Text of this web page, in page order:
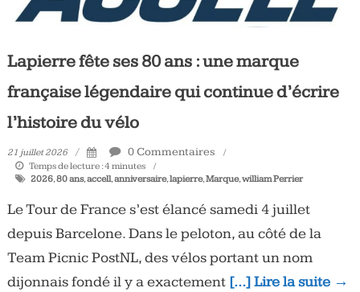
Tous
jours,
votre
actualité
et
triathlon
Lapierre fête ses 80 ans : une marque
française légendaire qui continue d’écrire
l’histoire du vélo
21 juillet 2026 0 Commentaires
Temps de lecture :4 minutes
2026,80 ans,accell,anniversaire,lapierre,Marque,william Perrier
Le Tour de France s’est élancé samedi 4 juillet
depuis Barcelone. Dans le peloton, au côté de la
Team Picnic PostNL, des vélos portant un nom
dijonnais fondé il y a exactement […] Lire la suite →